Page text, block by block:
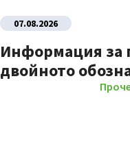
07.08.2026
Информация за
двойното